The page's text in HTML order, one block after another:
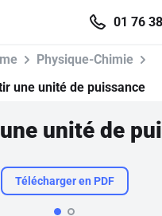
01 76
Physique-Chimie
une unité de puissance
Télécharger en PDF